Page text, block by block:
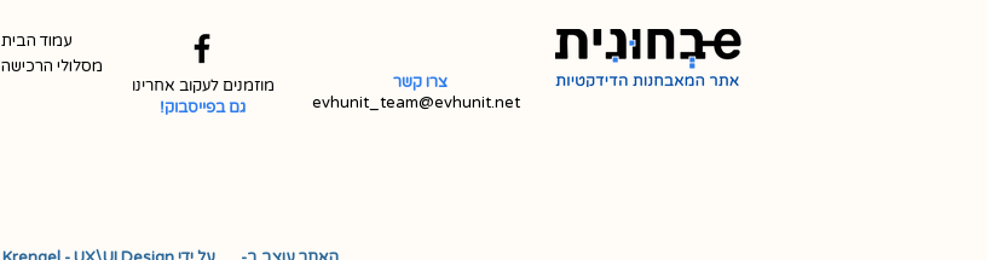
עמוד הבית
מסלולי הרכישה
מוזמנים לעקוב אחרינו
גם בפייסבוק!
צרו קשר
evhunit_team@evhunit.net